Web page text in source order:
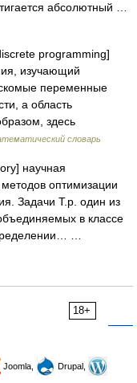
абсолютный …
programming]
изучающий
переменные
а область
здесь
словарь
научная
оптимизации
Задачи Т.р. один из
в классе
…
18+
Joomla,
Drupal,